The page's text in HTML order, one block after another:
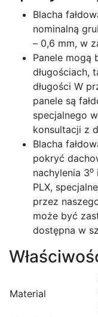
Blacha
nominalną
– 0,6 mm, w
Panele mogą
długościach,
długości W
panele są
specjalnego
konsultacji z
Blacha
pokryć
nachylenia
PLX,
przez
może być
dostępna w
Material